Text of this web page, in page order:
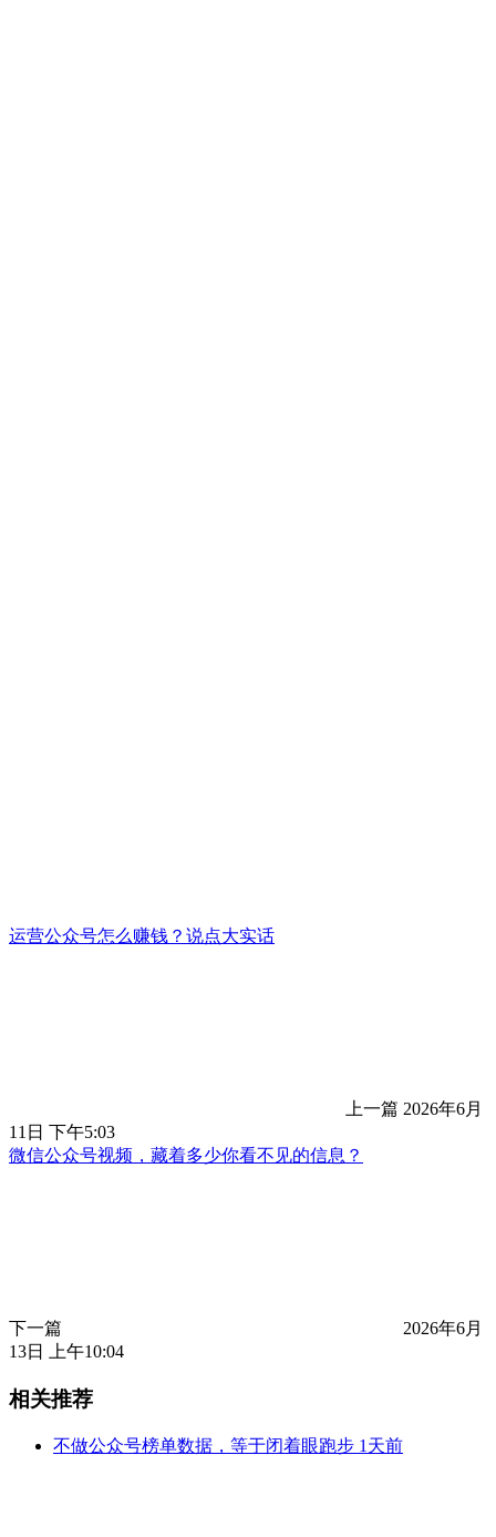
运营公众号怎么赚钱？说点大实话
上一篇 2026年6月
11日 下午5:03
微信公众号视频，藏着多少你看不见的信息？
下一篇
2026年6月
13日 上午10:04
相关推荐
不做公众号榜单数据，等于闭着眼跑步 1天前